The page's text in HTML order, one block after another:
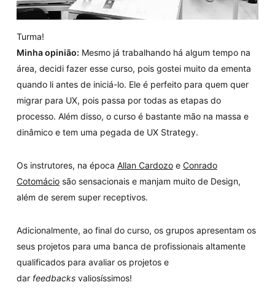
Turma!
Minha opinião: Mesmo já trabalhando há algum tempo na
área, decidi fazer esse curso, pois gostei muito da ementa
quando li antes de iniciá-lo. Ele é perfeito para quem quer
migrar para UX, pois passa por todas as etapas do
processo. Além disso, o curso é bastante mão na massa e
dinâmico e tem uma pegada de UX Strategy.
Os instrutores, na época Allan Cardozoe Conrado
Cotomáciosão sensacionais e manjam muito de Design,
além de serem super receptivos.
Adicionalmente, ao final do curso, os grupos apresentam os
seus projetos para uma banca de profissionais altamente
qualificados para avaliar os projetos e
dar feedbacks valiosíssimos!